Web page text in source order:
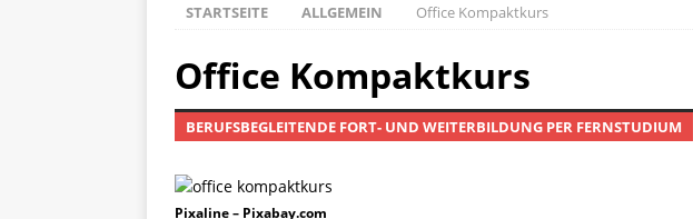
STARTSEITE ALLGEMEIN Office Kompaktkurs
Office Kompaktkurs
BERUFSBEGLEITENDE FORT- UND WEITERBILDUNG PER FERNSTUDIUM
Pixaline – Pixabay.com